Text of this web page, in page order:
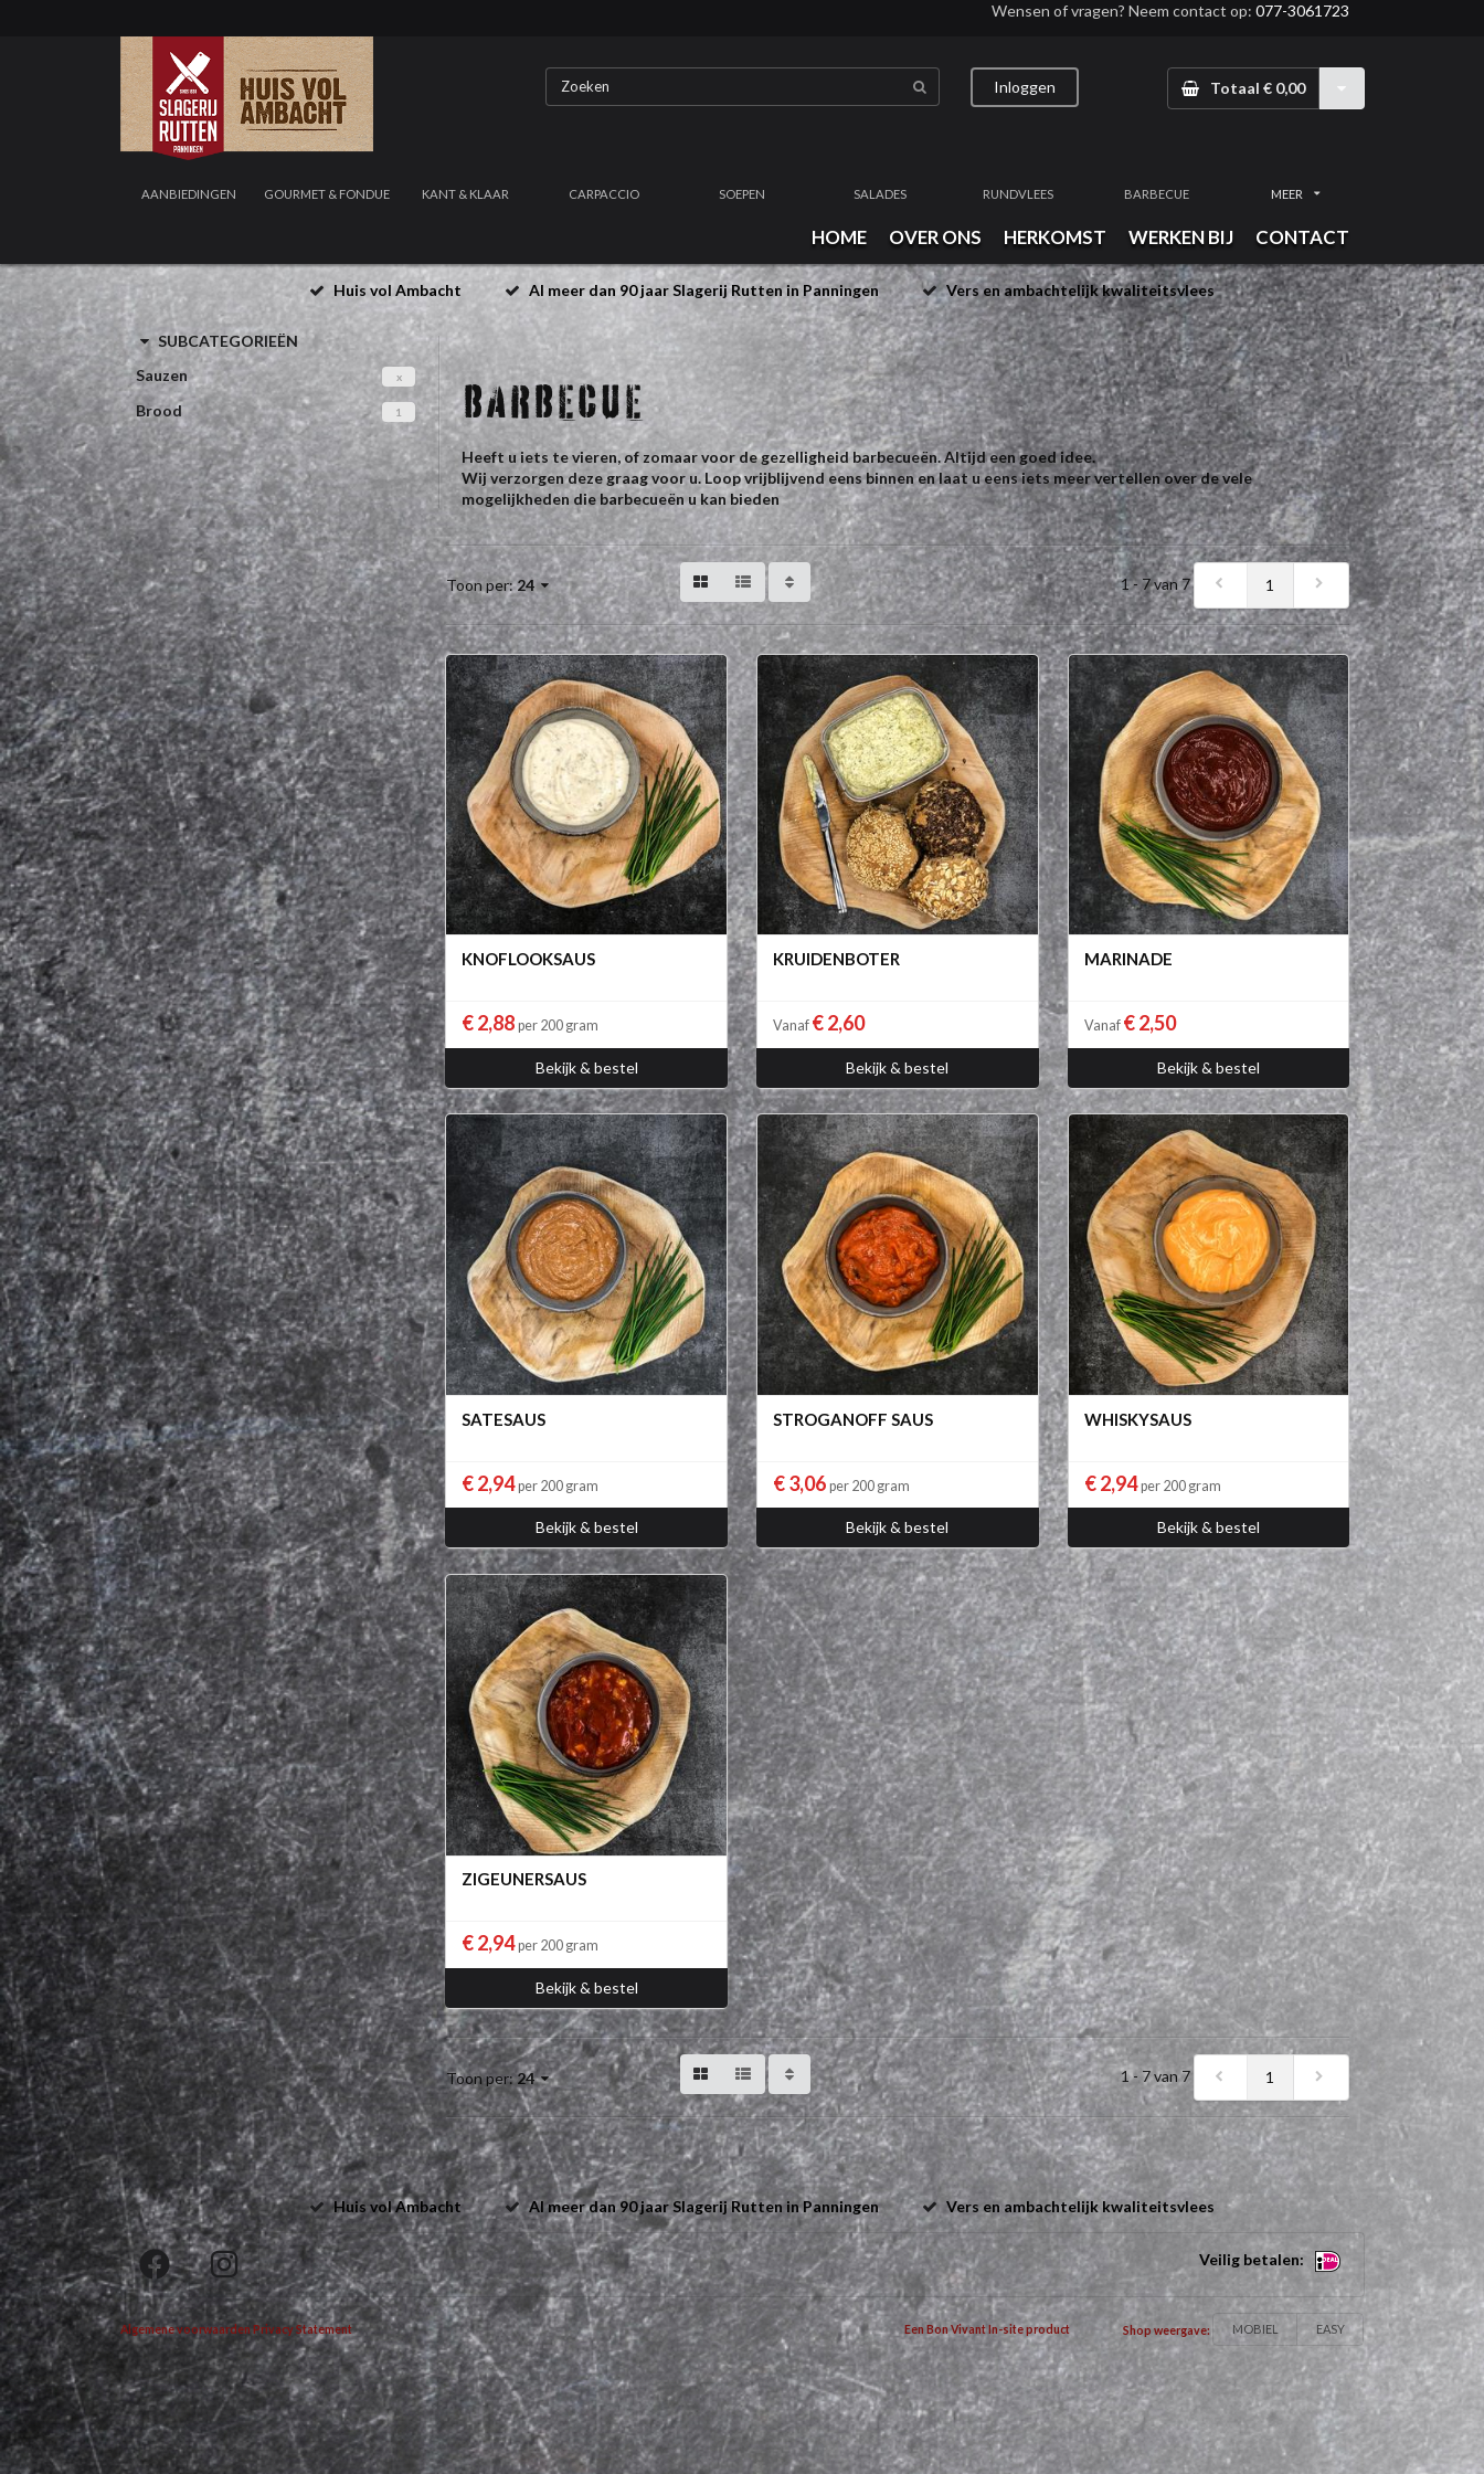
Wensen of vragen? Neem contact op: 077-3061723
Inloggen Totaal € 0,00
AANBIEDINGEN GOURMET & FONDUE KANT & KLAAR CARPACCIO SOEPEN SALADES RUNDVLEES BARBECUE MEER
HOME OVER ONS HERKOMST WERKEN BIJ CONTACT
Huis vol Ambacht Al meer dan 90 jaar Slagerij Rutten in Panningen Vers en ambachtelijk kwaliteitsvlees
SUBCATEGORIEËN
Sauzen
x
Brood 1 BARBECUE
Heeft u iets te vieren, of zomaar voor de gezelligheid barbecueën. Altijd een goed idee.
Wij verzorgen deze graag voor u. Loop vrijblijvend eens binnen en laat u eens iets meer vertellen over de vele
mogelijkheden die barbecueën u kan bieden
Toon per:24 1 - 7 van 7 1
KNOFLOOKSAUS
€ 2,88per 200 gram
Bekijk & bestel
KRUIDENBOTER
Vanaf € 2,60
Bekijk & bestel
MARINADE
Vanaf € 2,50
Bekijk & bestel
SATESAUS
€ 2,94per 200 gram
Bekijk & bestel
STROGANOFF SAUS
€ 3,06 per 200 gram
Bekijk & bestel
WHISKYSAUS
€ 2,94per 200 gram
Bekijk & bestel
ZIGEUNERSAUS
€ 2,94per 200 gram
Bekijk & bestel
Toon per:24 1 - 7 van 7 1
Huis vol Ambacht Al meer dan 90 jaar Slagerij Rutten in Panningen Vers en ambachtelijk kwaliteitsvlees
Veilig betalen:
Algemene voorwaarden Privacy Statement Een Bon Vivant In-site product Shop weergave: MOBIEL EASY